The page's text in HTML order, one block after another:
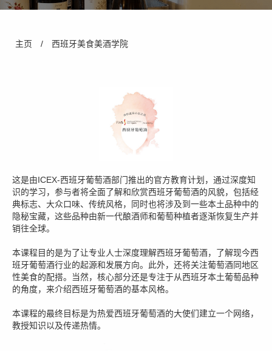
主页 / 西班牙美食美酒学院
这是由ICEX-西班牙葡萄酒部门推出的官方教育计划，通过深度知
识的学习，参与者将全面了解和欣赏西班牙葡萄酒的风貌，包括经
典标志、大众口味、传统风格，同时也将涉及到一些本土品种中的
隐秘宝藏，这些品种由新一代酿酒师和葡萄种植者逐渐恢复生产并
销往全球。
本课程目的是为了让专业人士深度理解西班牙葡萄酒，了解现今西
班牙葡萄酒行业的起源和发展方向。此外，还将关注葡萄酒同地区
性美食的配搭。当然，核心部分还是专注于从西班牙本土葡萄品种
的角度，来介绍西班牙葡萄酒的基本风格。
本课程的最终目标是为热爱西班牙葡萄酒的大使们建立一个网络，
教授知识以及传递热情。